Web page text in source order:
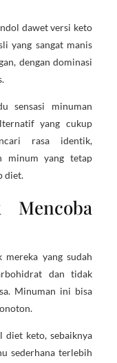
dawet versi keto
yang sangat manis
dengan dominasi
sensasi minuman
yang cukup
rasa identik,
minum yang tetap
diet.
Mencoba
yang sudah
dan tidak
Minuman ini bisa
diet keto, sebaiknya
sederhana terlebih